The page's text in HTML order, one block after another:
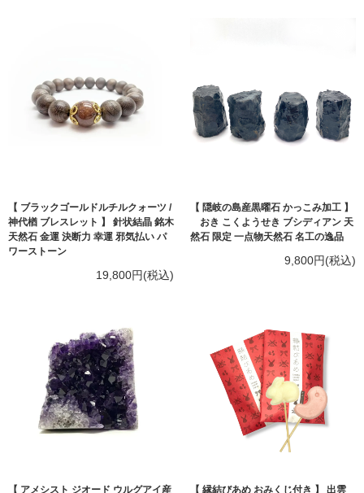
【 ブラックゴールドルチルクォーツ /
神代楢 ブレスレット 】 針状結晶 銘木
天然石 金運 決断力 幸運 邪気払い パ
ワーストーン
19,800円(税込)
【 隠岐の島産黒曜石 かっこみ加工 】
おき こくようせき ブシディアン 天
然石 限定 一点物天然石 名工の逸品
9,800円(税込)
【 アメシスト ジオード ウルグアイ産 【 縁結びあめ おみくじ付き 】 出雲